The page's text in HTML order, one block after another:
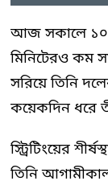
আজ সকালে ১০
মিনিটেরও কম
সরিয়ে তিনি
কয়েকদিন ধরে
স্ট্রিটিংয়ের
তিনি